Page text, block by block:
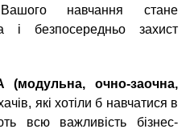
навчання стане
і безпосередньо захист
(модульна, очно-заочна,
які хотіли б навчатися в
всю важливість бізнес-